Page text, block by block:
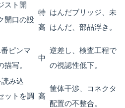
スト開
開口の設
特
高
はんだブリッジ、未
はんだ、部品浮き。
ピンマ
写。
中
逆差し、検査工程で
の視認性低下。
み込
ットを調 高
筐体干渉、コネクタ
配置の不整合。